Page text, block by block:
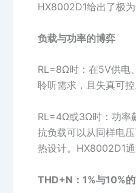
HX8002D1给出了极
负载与功率的博弈
RL=8Ω时：在5V供电
聆听需求，且失真可控
RL=4Ω或3Ω时：功率
抗负载可以从同样电
热设计。HX8002D1
THD+N：1%与10%